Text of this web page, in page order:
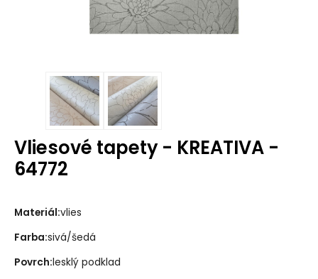
Vliesové tapety - KREATIVA -
64772
Materiál:vlies
Farba:sivá/šedá
Povrch:lesklý podklad